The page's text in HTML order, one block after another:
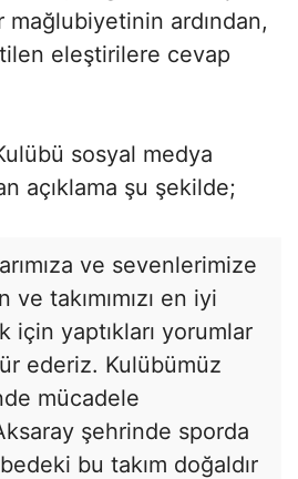
mağlubiyetinin ardından,
eleştirilere cevap
sosyal medya
açıklama şu şekilde;
ve sevenlerimize
takımımızı en iyi
için yaptıkları yorumlar
ederiz. Kulübümüz
mücadele
şehrinde sporda
bu takım doğaldır